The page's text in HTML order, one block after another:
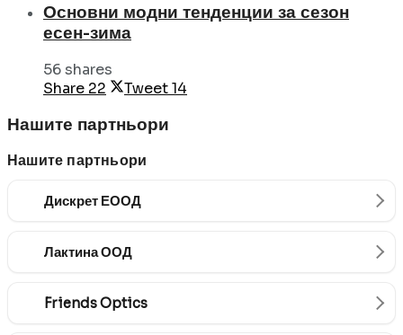
Основни модни тенденции за сезон
есен-зима
56 shares
Share 22 Tweet14
Нашите партньори
Нашите партньори
Дискрет ЕООД
Лактина ООД
Friends Optics